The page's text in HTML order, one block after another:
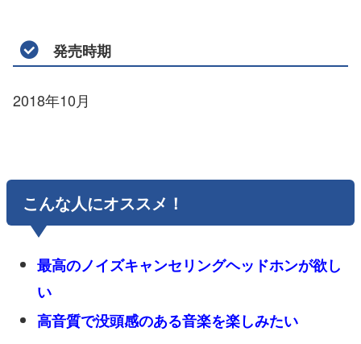
発売時期
2018年10月
こんな人にオススメ！
最高のノイズキャンセリングヘッドホンが欲し
い
高音質で没頭感のある音楽を楽しみたい